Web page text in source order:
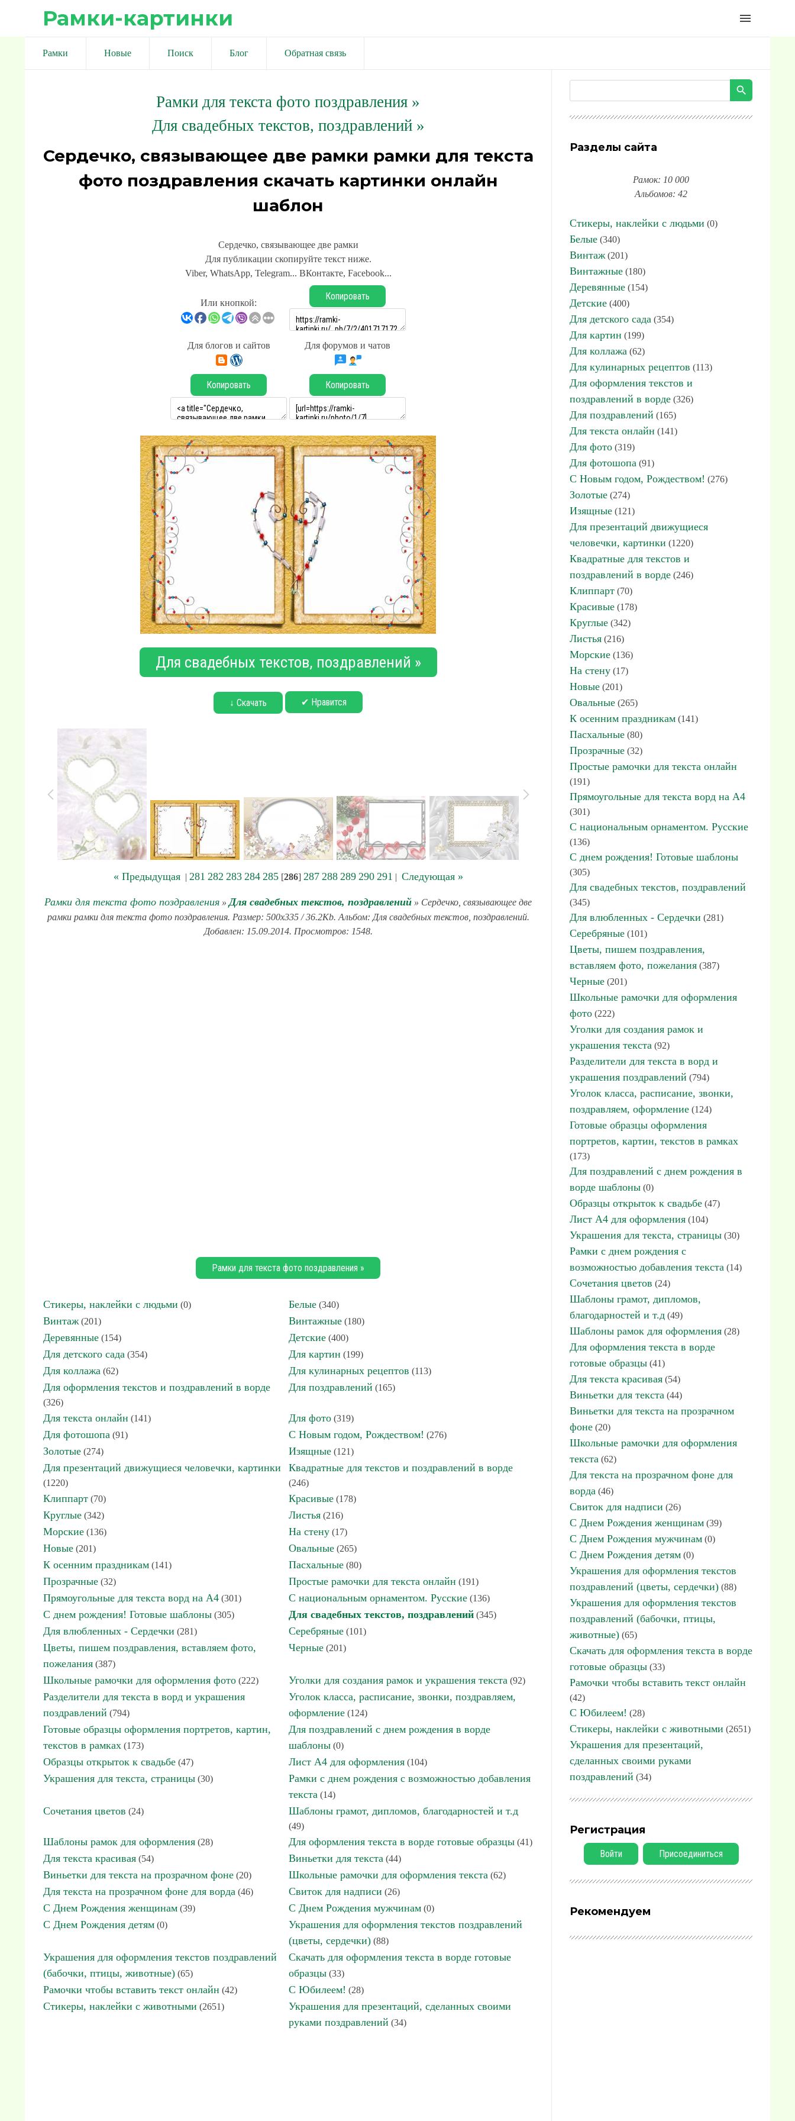
Рамки-картинки menu
Рамки Новые Поиск Блог Обратная связь
Рамки для текста фото поздравления »
Для свадебных текстов, поздравлений »
Сердечко, связывающее две рамки рамки для текста
фото поздравления скачать картинки онлайн
шаблон
Сердечко, связывающее две рамки
Для публикации скопируйте текст ниже.
Viber, WhatsApp, Telegram... ВКонтакте, Facebook...
Или кнопкой:
Копировать
Для блогов и сайтов Для форумов и чатов
Копировать Копировать
Для свадебных текстов, поздравлений »
↓ Скачать ✔ Нравится
« Предыдущая| 281 282 283 284 285[286] 287 288 289 290 291 | Следующая »
Рамки для текста фото поздравления » Для свадебных текстов, поздравлений » Сердечко, связывающее две
рамки рамки для текста фото поздравления. Размер: 500x335 / 36.2Kb. Альбом: Для свадебных текстов, поздравлений.
Добавлен: 15.09.2014. Просмотров: 1548.
Рамки для текста фото поздравления »
Стикеры, наклейки с людьми (0) Белые (340)
Винтаж (201) Винтажные (180)
Деревянные (154) Детские (400)
Для детского сада (354) Для картин (199)
Для коллажа (62) Для кулинарных рецептов (113)
Для оформления текстов и поздравлений в ворде
(326)
Для поздравлений (165)
Для текста онлайн (141) Для фото (319)
Для фотошопа (91) С Новым годом, Рождеством! (276)
Золотые (274) Изящные (121)
Для презентаций движущиеся человечки, картинки
(1220)
Квадратные для текстов и поздравлений в ворде
(246)
Клиппарт (70) Красивые (178)
Круглые (342) Листья (216)
Морские (136) На стену (17)
Новые (201) Овальные (265)
К осенним праздникам (141) Пасхальные (80)
Прозрачные (32) Простые рамочки для текста онлайн (191)
Прямоугольные для текста ворд на А4 (301) С национальным орнаментом. Русские (136)
С днем рождения! Готовые шаблоны (305) Для свадебных текстов, поздравлений (345)
Для влюбленных - Сердечки (281) Серебряные (101)
Цветы, пишем поздравления, вставляем фото,
пожелания (387)
Черные (201)
Школьные рамочки для оформления фото (222) Уголки для создания рамок и украшения текста (92)
Разделители для текста в ворд и украшения
поздравлений (794)
Уголок класса, расписание, звонки, поздравляем,
оформление (124)
Готовые образцы оформления портретов, картин,
текстов в рамках (173)
Для поздравлений с днем рождения в ворде
шаблоны (0)
Образцы открыток к свадьбе (47) Лист А4 для оформления (104)
Украшения для текста, страницы (30)
Рамки с днем рождения с возможностью добавления
текста (14)
Сочетания цветов (24) Шаблоны грамот, дипломов, благодарностей и т.д
(49)
Шаблоны рамок для оформления (28) Для оформления текста в ворде готовые образцы (41)
Для текста красивая (54) Виньетки для текста (44)
Виньетки для текста на прозрачном фоне (20) Школьные рамочки для оформления текста (62)
Для текста на прозрачном фоне для ворда (46) Свиток для надписи (26)
С Днем Рождения женщинам (39) С Днем Рождения мужчинам (0)
С Днем Рождения детям (0)
Украшения для оформления текстов поздравлений
(цветы, сердечки) (88)
Украшения для оформления текстов поздравлений
(бабочки, птицы, животные) (65)
Скачать для оформления текста в ворде готовые
образцы (33)
Рамочки чтобы вставить текст онлайн (42) С Юбилеем! (28)
Стикеры, наклейки с животными (2651)
Украшения для презентаций, сделанных своими
руками поздравлений (34)
Разделы сайта
Рамок: 10 000
Альбомов: 42
Стикеры, наклейки с людьми (0)
Белые (340)
Винтаж (201)
Винтажные (180)
Деревянные (154)
Детские (400)
Для детского сада (354)
Для картин (199)
Для коллажа (62)
Для кулинарных рецептов (113)
Для оформления текстов и
поздравлений в ворде (326)
Для поздравлений (165)
Для текста онлайн (141)
Для фото (319)
Для фотошопа (91)
С Новым годом, Рождеством! (276)
Золотые (274)
Изящные (121)
Для презентаций движущиеся
человечки, картинки (1220)
Квадратные для текстов и
поздравлений в ворде (246)
Клиппарт (70)
Красивые (178)
Круглые (342)
Листья (216)
Морские (136)
На стену (17)
Новые (201)
Овальные (265)
К осенним праздникам (141)
Пасхальные (80)
Прозрачные (32)
Простые рамочки для текста онлайн
(191)
Прямоугольные для текста ворд на А4
(301)
С национальным орнаментом. Русские
(136)
С днем рождения! Готовые шаблоны
(305)
Для свадебных текстов, поздравлений
(345)
Для влюбленных - Сердечки (281)
Серебряные (101)
Цветы, пишем поздравления,
вставляем фото, пожелания (387)
Черные (201)
Школьные рамочки для оформления
фото (222)
Уголки для создания рамок и
украшения текста (92)
Разделители для текста в ворд и
украшения поздравлений (794)
Уголок класса, расписание, звонки,
поздравляем, оформление (124)
Готовые образцы оформления
портретов, картин, текстов в рамках
(173)
Для поздравлений с днем рождения в
ворде шаблоны (0)
Образцы открыток к свадьбе (47)
Лист А4 для оформления (104)
Украшения для текста, страницы (30)
Рамки с днем рождения с
возможностью добавления текста (14)
Сочетания цветов (24)
Шаблоны грамот, дипломов,
благодарностей и т.д (49)
Шаблоны рамок для оформления (28)
Для оформления текста в ворде
готовые образцы (41)
Для текста красивая (54)
Виньетки для текста (44)
Виньетки для текста на прозрачном
фоне (20)
Школьные рамочки для оформления
текста (62)
Для текста на прозрачном фоне для
ворда (46)
Свиток для надписи (26)
С Днем Рождения женщинам (39)
С Днем Рождения мужчинам (0)
С Днем Рождения детям (0)
Украшения для оформления текстов
поздравлений (цветы, сердечки) (88)
Украшения для оформления текстов
поздравлений (бабочки, птицы,
животные) (65)
Скачать для оформления текста в ворде
готовые образцы (33)
Рамочки чтобы вставить текст онлайн
(42)
С Юбилеем! (28)
Стикеры, наклейки с животными (2651)
Украшения для презентаций,
сделанных своими руками
поздравлений (34)
Регистрация
Войти Присоединиться
Рекомендуем